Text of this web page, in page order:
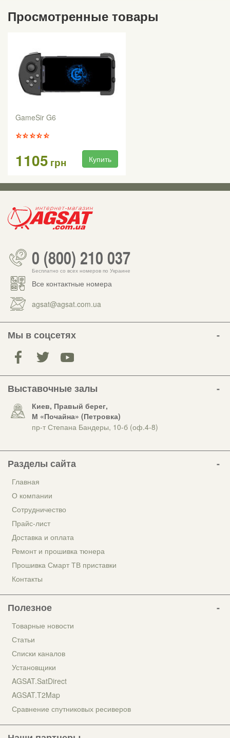
Просмотренные товары
GameSir G6
1105 грн Купить
0 (800) 210 037
Бесплатно со всех номеров по Украине
Все контактные номера
agsat@agsat.com.ua
Мы в соцсетях
Выставочные залы
Киев, Правый берег,
М «Почайна» (Петровка)
пр-т Степана Бандеры, 10-б (оф.4-8)
Разделы сайта
Главная
О компании
Сотрудничество
Прайс-лист
Доставка и оплата
Ремонт и прошивка тюнера
Прошивка Смарт ТВ приставки
Контакты
Полезное
Товарные новости
Статьи
Списки каналов
Установщики
AGSAT.SatDirect
AGSAT.T2Map
Сравнение спутниковых ресиверов